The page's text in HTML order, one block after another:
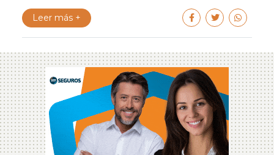
Leer más +